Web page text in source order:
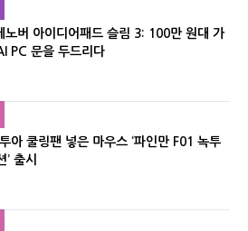
노버 아이디어패드 슬림 3: 100만 원대 가
PC 문을 두드리다
아 쿨링팬 넣은 마우스 ‘파인만 F01 녹투
’ 출시